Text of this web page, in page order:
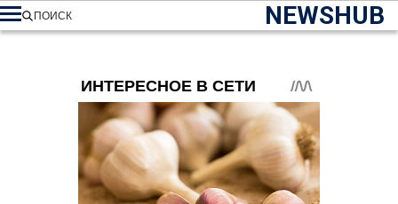
NEWSHUB
ПОИСК